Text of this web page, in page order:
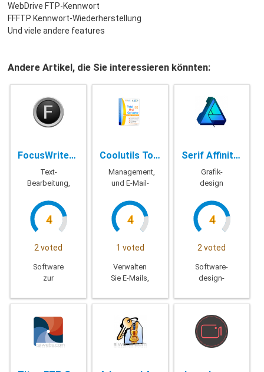
WebDrive FTP-Kennwort
FFFTP Kennwort-Wiederherstellung
Und viele andere features
Andere Artikel, die Sie interessieren könnten:
FocusWriter - 1.7.6
Text-
Bearbeitung,
4
2 voted
Software
zur
von text-
im Prozess
der Arbeit
wird nicht
Coolutils Total Mail Converter Pro - 6.1.0.134
Management,
und E-Mail-
4
1 voted
Verwalten
Sie E-Mails,
E-Mails
in PDF, DOC,
PST in
batch-über
Serif Affinity Designer - 1.8.4.681
Grafik-
design
4
2 voted
Software-
design-
Grafik für
Benutzer,
die Ihnen
helfen